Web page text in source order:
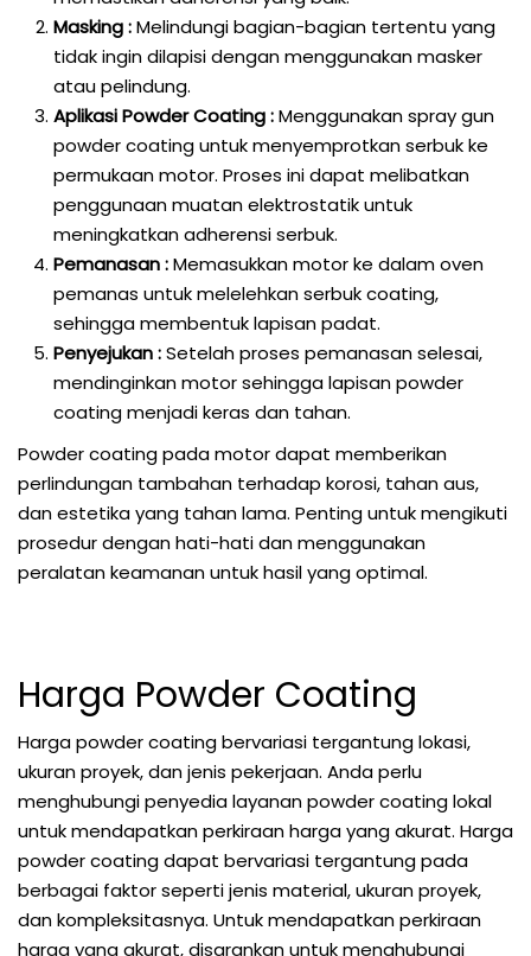
Masking :Melindungi bagian-bagian tertentu yang
tidak ingin dilapisi dengan menggunakan masker
atau pelindung.
Aplikasi Powder Coating :Menggunakan spray gun
powder coating untuk menyemprotkan serbuk ke
permukaan motor. Proses ini dapat melibatkan
penggunaan muatan elektrostatik untuk
meningkatkan adherensi serbuk.
Pemanasan :Memasukkan motor ke dalam oven
pemanas untuk melelehkan serbuk coating,
sehingga membentuk lapisan padat.
Penyejukan :Setelah proses pemanasan selesai,
mendinginkan motor sehingga lapisan powder
coating menjadi keras dan tahan.
Powder coating pada motor dapat memberikan
perlindungan tambahan terhadap korosi, tahan aus,
dan estetika yang tahan lama. Penting untuk mengikuti
prosedur dengan hati-hati dan menggunakan
peralatan keamanan untuk hasil yang optimal.
Harga Powder Coating
Harga powder coating bervariasi tergantung lokasi,
ukuran proyek, dan jenis pekerjaan. Anda perlu
menghubungi penyedia layanan powder coating lokal
untuk mendapatkan perkiraan harga yang akurat. Harga
powder coating dapat bervariasi tergantung pada
berbagai faktor seperti jenis material, ukuran proyek,
dan kompleksitasnya. Untuk mendapatkan perkiraan
harga yang akurat, disarankan untuk menghubungi